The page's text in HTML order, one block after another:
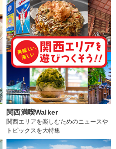
関西満喫Walker
関西エリアを楽しむためのニュースや
トピックスを大特集